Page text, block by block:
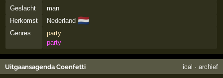
Geslacht
man
Herkomst
Nederland 🇳🇱
Genres
party
party
Uitgaansagenda Coenfetti ical · archief